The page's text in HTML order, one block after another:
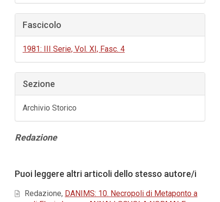
Fascicolo
1981: III Serie, Vol. XI, Fasc. 4
Sezione
Archivio Storico
Contenuto
Redazione
dell'articolo
Puoi leggere altri articoli dello stesso autore/i
Redazione, DANIMS: 10. Necropoli di Metaponto a